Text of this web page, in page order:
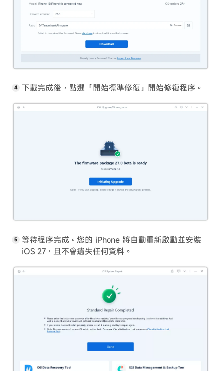
下載完成後，點選「開始標準修復」開始修復程序。
等待程序完成。您的 iPhone 將自動重新啟動並安裝
iOS 27，且不會遺失任何資料。